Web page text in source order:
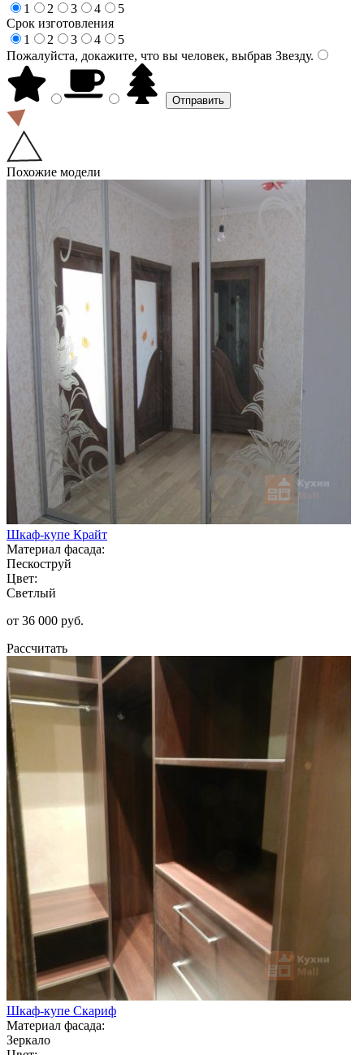
1
2 3 4
5
Срок изготовления
1
2 3 4
5
Пожалуйста, докажите, что вы человек, выбрав Звезду.
Похожие модели
Шкаф-купе Крайт
Материал фасада:
Пескоструй
Цвет:
Светлый
от 36 000 руб.
Рассчитать
Шкаф-купе Скариф
Материал фасада:
Зеркало